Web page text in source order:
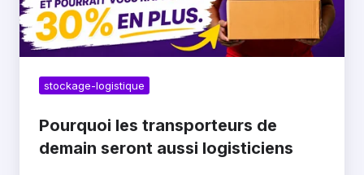
stockage-logistique
Pourquoi les transporteurs de
demain seront aussi logisticiens